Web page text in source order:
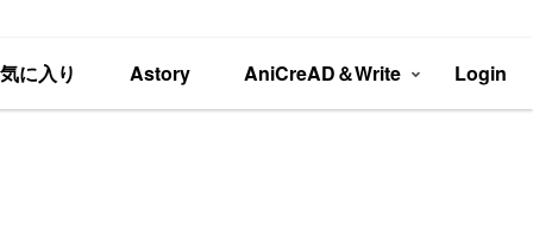
に入り Astory AniCreAD＆Write Login